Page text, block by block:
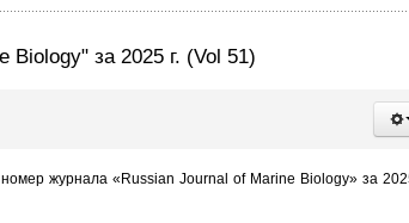
за 2025 г. (Vol 51)
журнала «Russian Journal of Marine Biology» за